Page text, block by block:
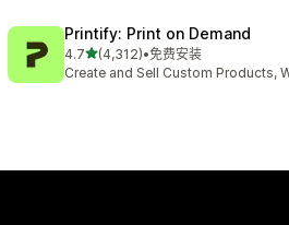
Printify: Print on Demand
4.7星（满分 5 星）
(4,312)
总共 4312 条评论
•免费安装
Create and Sell Custom Products,